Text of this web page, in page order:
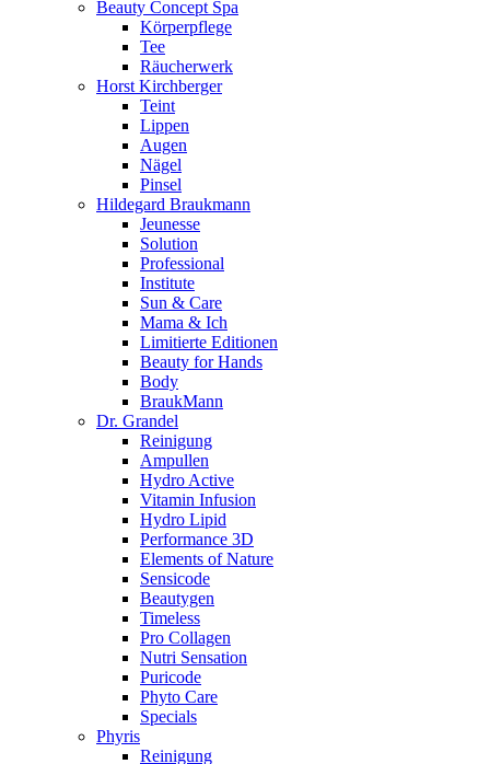
Beauty Concept Spa
Körperpflege
Tee
Räucherwerk
Horst Kirchberger
Teint
Lippen
Augen
Nägel
Pinsel
Hildegard Braukmann
Jeunesse
Solution
Professional
Institute
Sun & Care
Mama & Ich
Limitierte Editionen
Beauty for Hands
Body
BraukMann
Dr. Grandel
Reinigung
Ampullen
Hydro Active
Vitamin Infusion
Hydro Lipid
Performance 3D
Elements of Nature
Sensicode
Beautygen
Timeless
Pro Collagen
Nutri Sensation
Puricode
Phyto Care
Specials
Phyris
Reinigung